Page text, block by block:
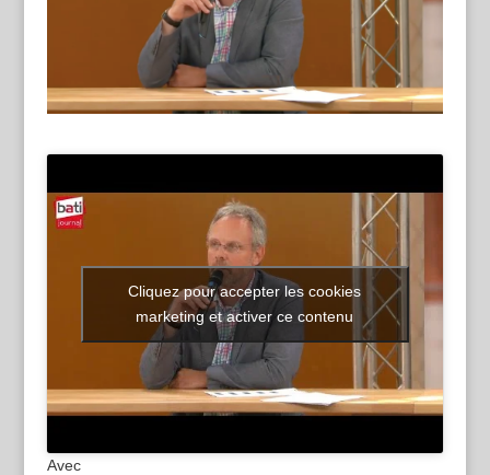
Cliquez pour accepter les cookies
marketing et activer ce contenu
Avec